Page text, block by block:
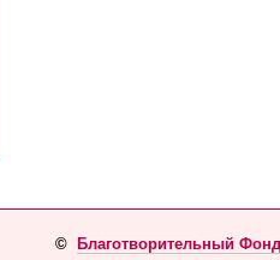
© Благотворительный